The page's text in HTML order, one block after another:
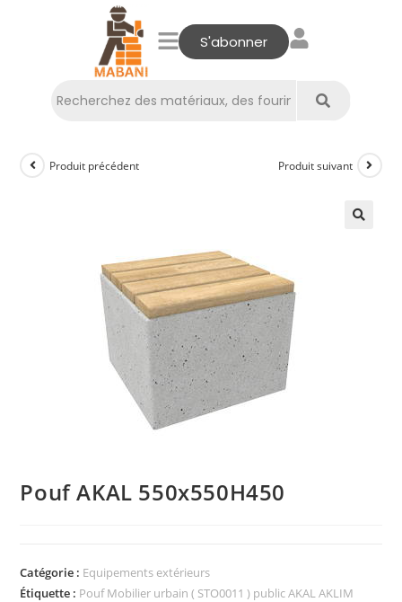
S'abonner
Produit précédent Produit suivant
Pouf AKAL 550x550H450
Catégorie : Equipements extérieurs
Étiquette : Pouf Mobilier urbain ( STO0011 ) public AKAL AKLIM